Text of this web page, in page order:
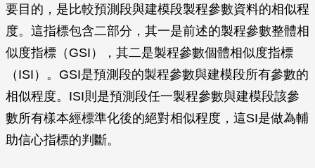
要目的，是比較預測段與建模段製程參數資料的相似程
度。這指標包含二部分，其一是前述的製程參數整體相
似度指標（GSI），其二是製程參數個體相似度指標
（ISI）。GSI是預測段的製程參數與建模段所有參數的
相似程度。ISI則是預測段任一製程參數與建模段該參
數所有樣本經標準化後的絕對相似程度，這SI是做為輔
助信心指標的判斷。